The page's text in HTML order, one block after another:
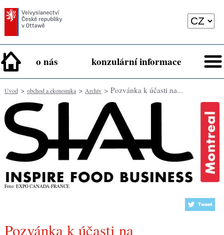
o nás konzulární informace
Úvod> obchod a ekonomika> Archív> Pozvánka k účasti na...
Foto: EXPO CANADA-FRANCE
Pozvánka k účasti na